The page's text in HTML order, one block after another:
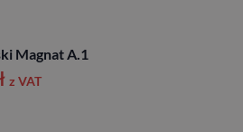
Magnat A.1
z VAT